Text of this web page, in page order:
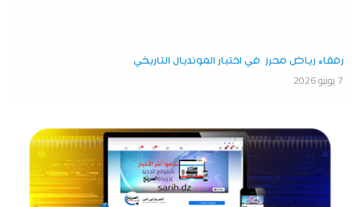
رفقاء رياض محرز في اختبار المونديال التاريخي
7 يونيو 2026